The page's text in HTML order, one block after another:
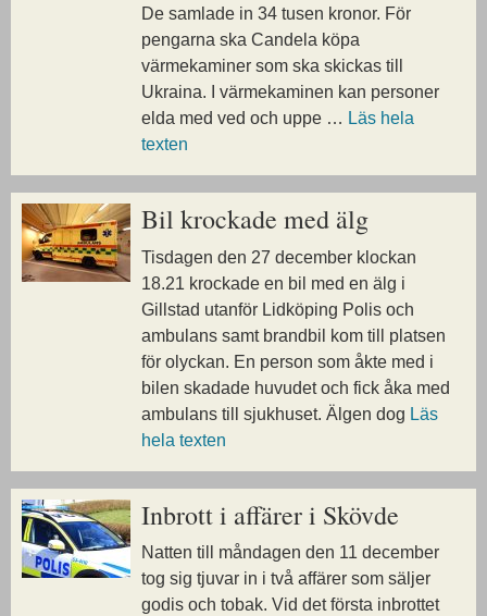
De samlade in 34 tusen kronor. För
pengarna ska Candela köpa
värmekaminer som ska skickas till
Ukraina. I värmekaminen kan personer
elda med ved och uppe … Läs hela
texten
Bil krockade med älg
Tisdagen den 27 december klockan
18.21 krockade en bil med en älg i
Gillstad utanför Lidköping Polis och
ambulans samt brandbil kom till platsen
för olyckan. En person som åkte med i
bilen skadade huvudet och fick åka med
ambulans till sjukhuset. Älgen dog Läs
hela texten
Inbrott i affärer i Skövde
Natten till måndagen den 11 december
tog sig tjuvar in i två affärer som säljer
godis och tobak. Vid det första inbrottet